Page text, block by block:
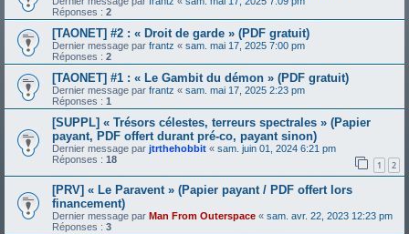
Réponses : 2
[TAONET] #2 : « Droit de garde » (PDF gratuit)
Dernier message par frantz « sam. mai 17, 2025 7:00 pm
Réponses : 2
[TAONET] #1 : « Le Gambit du démon » (PDF gratuit)
Dernier message par frantz « sam. mai 17, 2025 2:23 pm
Réponses : 1
[SUPPL] « Trésors célestes, terreurs spectrales » (Papier
payant, PDF offert durant pré-co, payant sinon)
Dernier message par jtrthehobbit « sam. juin 01, 2024 6:21 pm
Réponses : 18 1 2
[PRV] « Le Paravent » (Papier payant / PDF offert lors
financement)
Dernier message par Man From Outerspace « sam. avr. 22, 2023 12:23 pm
Réponses : 3